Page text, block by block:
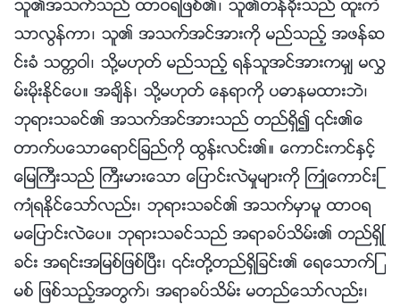
သူ၏အသက္သည္ ထာဝရျဖစ္၏၊ သူ၏တန္ခိုးသည္ ထူးကဲ
သာလြန္ကာ၊ သူ၏ အသက္အင္အားကို မည္သည့္ အဖန္ဆ
င္းခံ သတၱဝါ၊ သို႔မဟုတ္ မည္သည့္ ရန္သူအင္အားကမွ် မလႊ
မ္းမိုးႏိုင္ေပ။ အခ်ိန္၊ သို႔မဟုတ္ ေနရာကို ပဓာနမထားဘဲ၊
ဘုရားသခင္၏ အသက္အင္အားသည္ တည္ရွိ၍ ၎၏ေ
တာက္ပေသာေရာင္ျခည္ကို ထြန္းလင္း၏။ ေကာင္းကင္ႏွင့္
ေျမႀကီးသည္ ႀကီးမားေသာ ေျပာင္းလဲမႈမ်ားကို ႀကဳံေကာင္းႀ
ကဳံရႏိုင္ေသာ္လည္း၊ ဘုရားသခင္၏ အသက္မွာမူ ထာဝရ
မေျပာင္းလဲေပ။ ဘုရားသခင္သည္ အရာခပ္သိမ္း၏ တည္ရွိျ
ခင္း အရင္းအျမစ္ျဖစ္ၿပီး၊ ၎တို႔တည္ရွိျခင္း၏ ေရေသာက္ျ
မစ္ ျဖစ္သည့္အတြက္၊ အရာခပ္သိမ္း မတည္ေသာ္လည္း၊